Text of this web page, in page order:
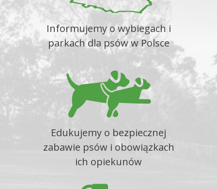
Informujemy o wybiegach i
parkach dla psów w Polsce
Edukujemy o bezpiecznej
zabawie psów i obowiązkach
ich opiekunów